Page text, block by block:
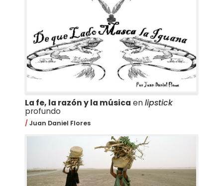
La fe, la razón y la música enlipstick
profundo
Juan Daniel Flores